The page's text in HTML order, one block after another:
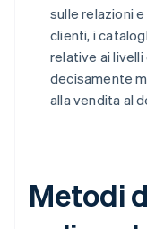
sulle relazioni
clienti, i
relative ai
decisamente
alla vendita al
Metodi